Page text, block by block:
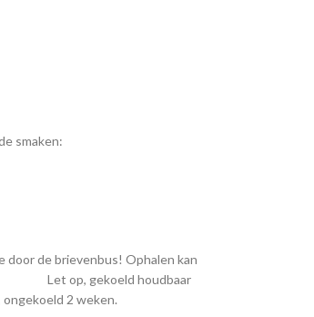
smaken:
door de brievenbus! Ophalen kan
gekoeld houdbaar
2 weken.